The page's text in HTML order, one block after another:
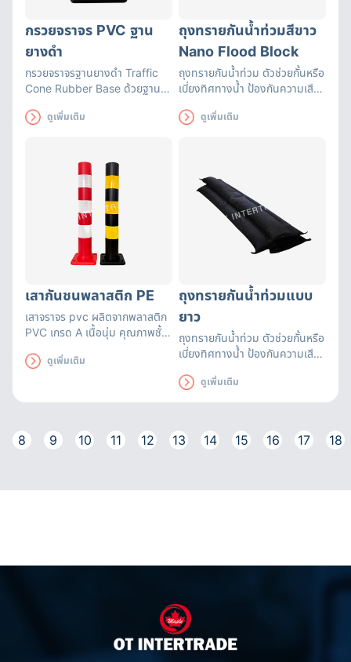
กรวยจราจร PVC ฐาน
ยางดำ
กรวยจราจรฐานยางดำ Traffic
Cone Rubber Base ด้วยฐาน
แถบสะท้อนแสงแถบใหญ่มองเห็น
ดูเพิ่มเติม
ถุงทรายกันน้ำท่วมสีขาว
Nano Flood Block
ถุงทรายกันน้ำท่วม ตัวช่วยกั้นหรือ
เบี่ยงทิศทางน้ำ ป้องกันความเสีย
ถึง 3 เดือน ถุงทรายดูดซับน้ำได้
ดูเพิ่มเติม
เสากันชนพลาสติก PE
เสาจราจร pvc ผลิตจากพลาสติก
PVC เกรด A เนื้อนุ่ม คุณภาพชั้น
ป้องกันรังสี UV สีส้มสด
ดูเพิ่มเติม
ถุงทรายกันน้ำท่วมแบบ
ยาว
ถุงทรายกันน้ำท่วม ตัวช่วยกั้นหรือ
เบี่ยงทิศทางน้ำ ป้องกันความเสีย
ถึง 3 เดือน ถุงทรายดูดซับน้ำได้
อย่างรวดเร็ว มีหูหิ้วสะดวกต่อการ
ดูเพิ่มเติม
8 9 10 11 12 13 14 15 16 17 18